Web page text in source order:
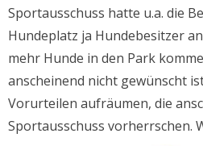
Sportausschuss hatte u.a. die
Hundeplatz ja Hundebesitzer
mehr Hunde in den Park
anscheinend nicht gewünscht
Vorurteilen aufräumen, die
Sportausschuss vorherrschen.